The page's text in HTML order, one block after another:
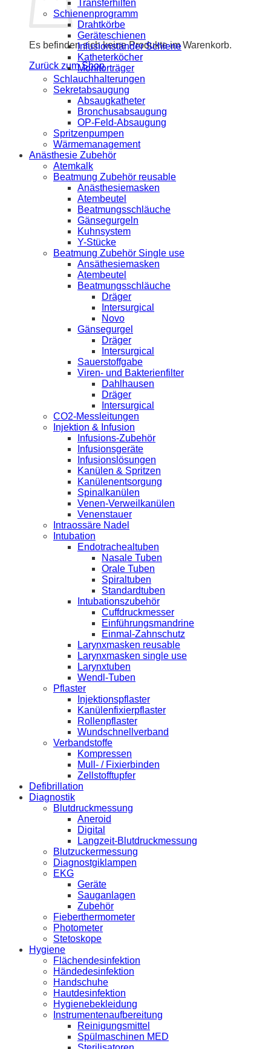
Es befinden sich keine Produkte im Warenkorb.
Zurück zum Shop
Transferhilfen
Schienenprogramm
Drahtkörbe
Geräteschienen
Infusionständer Schiene
Katheterköcher
Monitorträger
Schlauchhalterungen
Sekretabsaugung
Absaugkatheter
Bronchusabsaugung
OP-Feld-Absaugung
Spritzenpumpen
Wärmemanagement
Anästhesie Zubehör
Atemkalk
Beatmung Zubehör reusable
Anästhesiemasken
Atembeutel
Beatmungsschläuche
Gänsegurgeln
Kuhnsystem
Y-Stücke
Beatmung Zubehör Single use
Ansäthesiemasken
Atembeutel
Beatmungsschläuche
Dräger
Intersurgical
Novo
Gänsegurgel
Dräger
Intersurgical
Sauerstoffgabe
Viren- und Bakterienfilter
Dahlhausen
Dräger
Intersurgical
CO2-Messleitungen
Injektion & Infusion
Infusions-Zubehör
Infusionsgeräte
Infusionslösungen
Kanülen & Spritzen
Kanülenentsorgung
Spinalkanülen
Venen-Verweilkanülen
Venenstauer
Intraossäre Nadel
Intubation
Endotrachealtuben
Nasale Tuben
Orale Tuben
Spiraltuben
Standardtuben
Intubationszubehör
Cuffdruckmesser
Einführungsmandrine
Einmal-Zahnschutz
Larynxmasken reusable
Larynxmasken single use
Larynxtuben
Wendl-Tuben
Pflaster
Injektionspflaster
Kanülenfixierpflaster
Rollenpflaster
Wundschnellverband
Verbandstoffe
Kompressen
Mull- / Fixierbinden
Zellstofftupfer
Defibrillation
Diagnostik
Blutdruckmessung
Aneroid
Digital
Langzeit-Blutdruckmessung
Blutzuckermessung
Diagnostgiklampen
EKG
Geräte
Sauganlagen
Zubehör
Fieberthermometer
Photometer
Stetoskope
Hygiene
Flächendesinfektion
Händedesinfektion
Handschuhe
Hautdesinfektion
Hygienebekleidung
Instrumentenaufbereitung
Reinigungsmittel
Spülmaschinen MED